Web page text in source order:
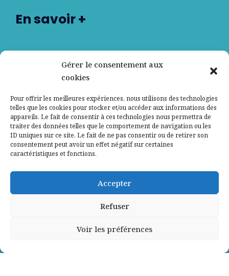
Gérer le consentement aux
cookies
Pour offrir les meilleures expériences, nous utilisons des technologies
telles que les cookies pour stocker et/ou accéder aux informations des
appareils. Le fait de consentir à ces technologies nous permettra de
traiter des données telles que le comportement de navigation ou les
ID uniques sur ce site. Le fait de ne pas consentir ou de retirer son
consentement peut avoir un effet négatif sur certaines
caractéristiques et fonctions.
Accepter
Refuser
Voir les préférences
En savoir +
Nos partenaires
Contactez-nous
Mentions légales